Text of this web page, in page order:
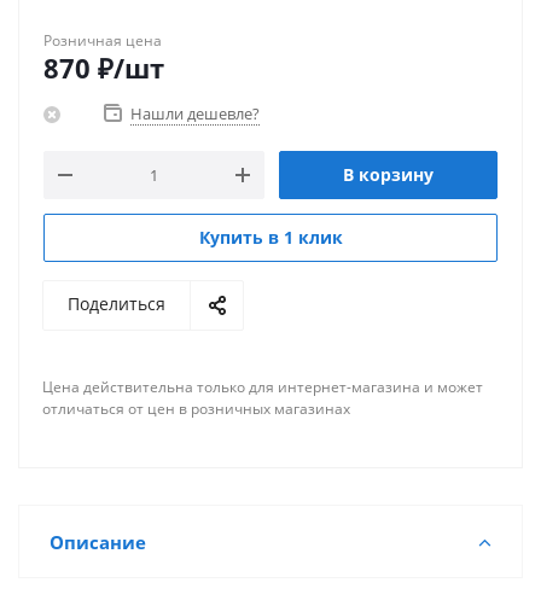
Розничная цена
870 ₽/шт
Нашли дешевле?
В корзину
Купить в 1 клик
Поделиться
Цена действительна только для интернет-магазина и может
отличаться от цен в розничных магазинах
Описание